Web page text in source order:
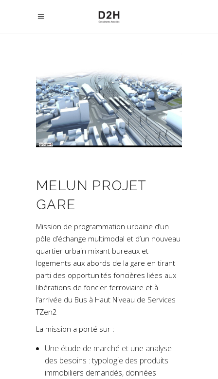
MELUN PROJET
GARE
Mission de programmation urbaine d’un
pôle d’échange multimodal et d’un nouveau
quartier urbain mixant bureaux et
logements aux abords de la gare en tirant
parti des opportunités foncières liées aux
libérations de foncier ferroviaire et à
l’arrivée du Bus à Haut Niveau de Services
TZen2
La mission a porté sur :
Une étude de marché et une analyse
des besoins : typologie des produits
immobiliers demandés, données